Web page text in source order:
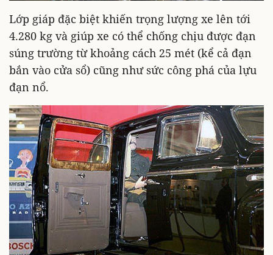
Lớp giáp đặc biệt khiến trọng lượng xe lên tới
4.280 kg và giúp xe có thể chống chịu được đạn
súng trường từ khoảng cách 25 mét (kể cả đạn
bắn vào cửa sổ) cũng như sức công phá của lựu
đạn nổ.